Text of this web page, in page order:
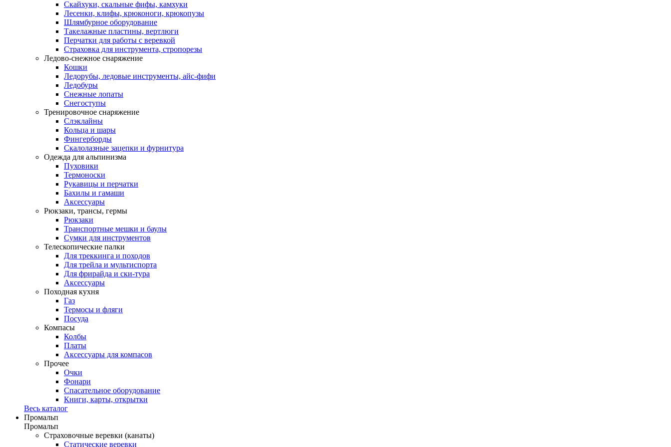
Скайхуки, скальные фифы, камхуки
Лесенки, клифы, крюконоги, крюкопузы
Шлямбурное оборудование
Такелажные пластины, вертлюги
Перчатки для работы с веревкой
Страховка для инструмента, стропорезы
Ледово-снежное снаряжение
Кошки
Ледорубы, ледовые инструменты, айс-фифи
Ледобуры
Снежные лопаты
Снегоступы
Тренировочное снаряжение
Слэклайны
Кольца и шары
Фингерборды
Скалолазные зацепки и фурнитура
Одежда для альпинизма
Пуховики
Термоноски
Рукавицы и перчатки
Бахилы и гамаши
Аксессуары
Рюкзаки, трансы, гермы
Рюкзаки
Транспортные мешки и баулы
Сумки для инструментов
Телескопические палки
Для треккинга и походов
Для трейла и мультиспорта
Для фрирайда и ски-тура
Аксессуары
Походная кухня
Газ
Термосы и фляги
Посуда
Компасы
Колбы
Платы
Аксессуары для компасов
Прочее
Очки
Фонари
Спасательное оборудование
Книги, карты, открытки
Весь каталог
Промальп
Промальп
Страховочные веревки (канаты)
Статические веревки